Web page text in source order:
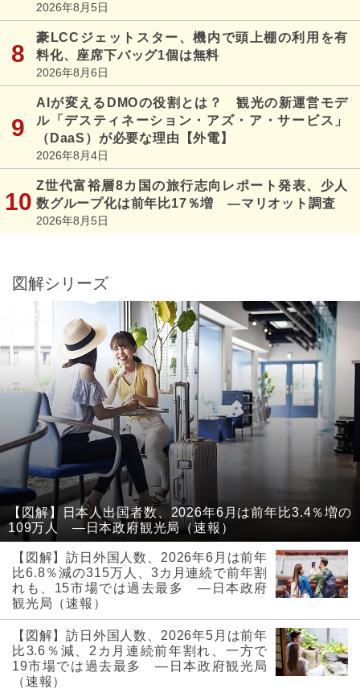
2026年8月5日
豪LCCジェットスター、機内で頭上棚の利用を有
料化、座席下バッグ1個は無料
2026年8月6日
AIが変えるDMOの役割とは？ 観光の新運営モデ
ル「デスティネーション・アズ・ア・サービス」
（DaaS）が必要な理由【外電】
2026年8月4日
Z世代富裕層8カ国の旅行志向レポート発表、少人
数グループ化は前年比17％増 ―マリオット調査
2026年8月5日
図解シリーズ
【図解】日本人出国者数、2026年6月は前年比3.4％増の
109万人 ―日本政府観光局（速報）
【図解】訪日外国人数、2026年6月は前年
比6.8％減の315万人、3カ月連続で前年割
れも、15市場では過去最多 ―日本政府
観光局（速報）
【図解】訪日外国人数、2026年5月は前年
比3.6％減、2カ月連続前年割れ、一方で
19市場では過去最多 ―日本政府観光局
（速報）